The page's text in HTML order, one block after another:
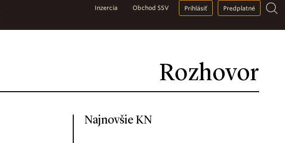
Rozhovor
Inzercia Obchod SSV Prihlásiť Predplatné
Najnovšie KN